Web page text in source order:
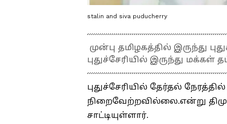
stalin and siva puducherry
முன்பு தமிழகத்தில் இருந்து
புதுச்சேரியில் இருந்து மக்கள்
புதுச்சேரியில் தேர்தல்
நிறைவேற்றவில்லை.என்று
சாட்டியுள்ளார்.